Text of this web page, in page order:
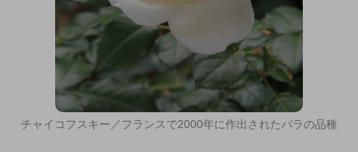
チャイコフスキー／フランスで2000年に作出されたバラの品種